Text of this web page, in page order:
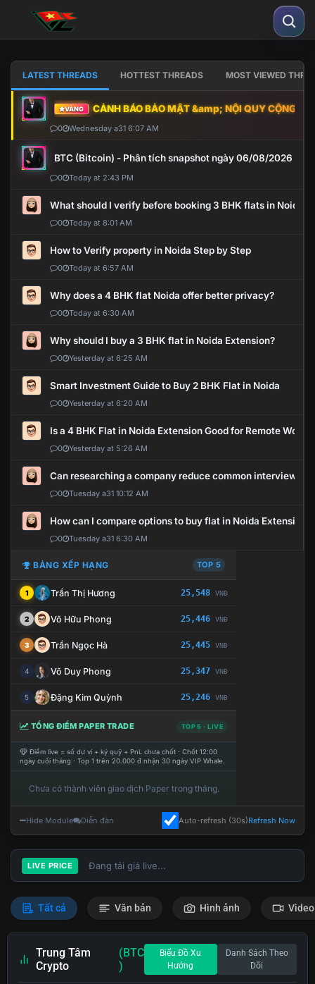
LATEST THREADS HOTTEST THREADS MOST VIEWED
VÀNG CẢNH BÁO BẢO MẬT &amp; NỘI QUY CỘNG
0 Wednesday a31 6:07 AM
BTC (Bitcoin) - Phân tích snapshot ngày 06/08/2026
0 Today at 2:43 PM
What should I verify before booking 3 BHK flats in Noida?
0 Today at 8:01 AM
How to Verify property in Noida Step by Step
0 Today at 6:57 AM
Why does a 4 BHK flat Noida offer better privacy?
0 Today at 6:30 AM
Why should I buy a 3 BHK flat in Noida Extension?
0 Yesterday at 6:25 AM
Smart Investment Guide to Buy 2 BHK Flat in Noida
0 Yesterday at 6:20 AM
Is a 4 BHK Flat in Noida Extension Good for Remote Work?
0 Yesterday at 5:26 AM
Can researching a company reduce common interview
0 Tuesday a31 10:12 AM
How can I compare options to buy flat in Noida Extension?
0 Tuesday a31 6:30 AM
BẢNG XẾP HẠNG TOP 5
1 Trần Thị Hương 25,548 VNĐ
2 Võ Hữu Phong 25,446 VNĐ
3 Trần Ngọc Hà 25,445 VNĐ
4 Võ Duy Phong 25,347 VNĐ
5 Đặng Kim Quỳnh 25,246 VNĐ
TỔNG ĐIỂM PAPER TRADE TOP 5 · LIVE
Điểm live = số dư ví + ký quỹ + PnL chưa chốt · Chốt 12:00
ngày cuối tháng · Top 1 trên 20.000 đ nhận 30 ngày VIP Whale.
Chưa có thành viên giao dịch Paper trong tháng.
Hide Module Diễn đàn Auto-refresh (30s)Refresh Now
LIVE PRICE Đang tải giá live...
Tất cả Văn bản Hình ảnh Video
Trung Tâm
Crypto
(BTC
)
Biểu Đồ Xu
Hướng
Danh Sách Theo
Dõi